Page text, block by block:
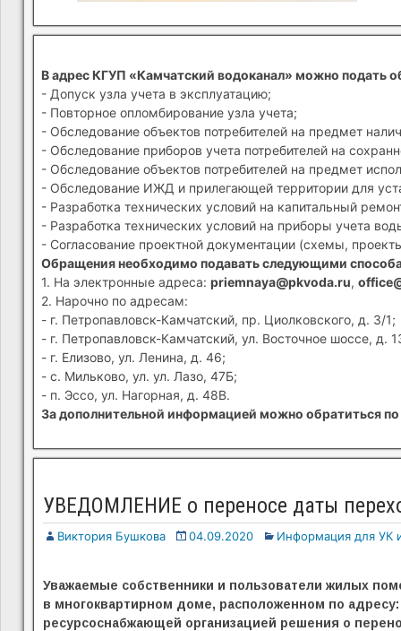
В адрес КГУП «Камчатский водоканал» можно подать
- Допуск узла учета в эксплуатацию;
- Повторное опломбирование узла учета;
- Обследование объектов потребителей на предмет
- Обследование приборов учета потребителей на
- Обследование объектов потребителей на предмет
- Обследование ИЖД и прилегающей территории для
- Разработка технических условий на капитальный
- Разработка технических условий на приборы учета
- Согласование проектной документации (схемы,
Обращения необходимо подавать следующими
1. На электронные адреса: priemnaya@pkvoda.ru,
2. Нарочно по адресам:
- г. Петропавловск-Камчатский, пр. Циолковского, д. 3/1;
- г. Петропавловск-Камчатский, ул. Восточное шоссе, д.
- г. Елизово, ул. Ленина, д. 46;
- с. Мильково, ул. ул. Лазо, 47Б;
- п. Эссо, ул. Нагорная, д. 48В.
За дополнительной информацией можно обратиться
УВЕДОМЛЕНИЕ о переносе даты
Виктория Бушкова 04.09.2020 Информация для УК
Уважаемые собственники и пользователи жилых
в многоквартирном доме, расположенном по
ресурсоснабжающей организацией решения о